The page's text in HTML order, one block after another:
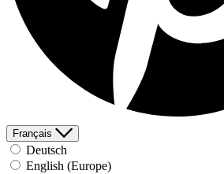
Français
Deutsch
English (Europe)